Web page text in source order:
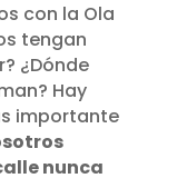
con la Ola
tengan
¿Dónde
Hay
importante
nunca